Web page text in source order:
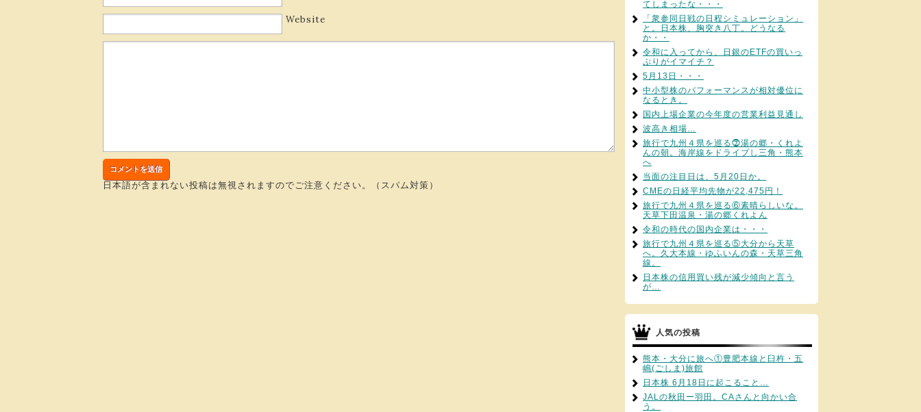
Website
日本語が含まれない投稿は無視されますのでご注意ください。（スパム対策）
てしまったな・・・
「衆参同日戦の日程シミュレーション」
と。日本株、胸突き八丁。どうなる
か・・
令和に入ってから、日銀のETFの買いっ
ぷりがイマイチ？
5月13日・・・
中小型株のパフォーマンスが相対優位に
なるとき。
国内上場企業の今年度の営業利益見通し
波高き相場…
旅行で九州４県を巡る⓻湯の郷・くれよ
んの朝。海岸線をドライブし三角・熊本
へ
当面の注目日は、5月20日か。
CMEの日経平均先物が22,475円！
旅行で九州４県を巡る⑥素晴らしいな。
天草下田温泉・湯の郷くれよん
令和の時代の国内企業は・・・
旅行で九州４県を巡る⑤大分から天草
へ。久大本線・ゆふいんの森・天草三角
線。
日本株の信用買い残が減少傾向と言う
が…
人気の投稿
熊本・大分に旅へ①豊肥本線と臼杵・五
嶋(ごしま)旅館
日本株 6月18日に起こること…
JALの秋田ー羽田。CAさんと向かい合
う。